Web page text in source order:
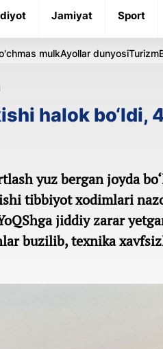
Jamiyat Sport
mulkAyollar dunyosiTurizm
halok
yuz bergan joyda
tibbiyot xodimlari
jiddiy zarar
buzilib, texnika